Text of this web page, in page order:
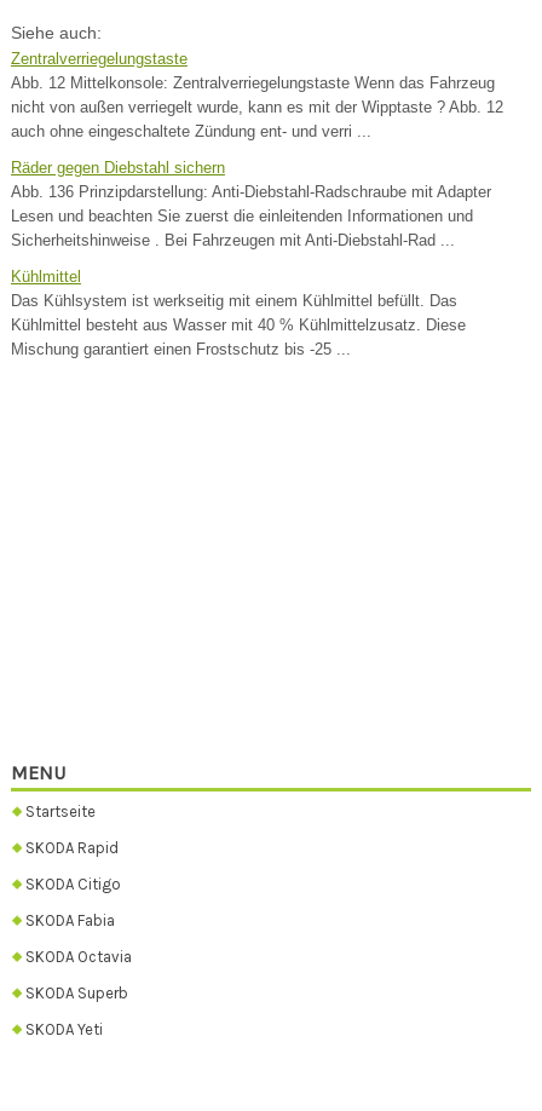
Siehe auch:
Zentralverriegelungstaste
Abb. 12 Mittelkonsole: Zentralverriegelungstaste Wenn das Fahrzeug
nicht von außen verriegelt wurde, kann es mit der Wipptaste ? Abb. 12
auch ohne eingeschaltete Zündung ent- und verri ...
Räder gegen Diebstahl sichern
Abb. 136 Prinzipdarstellung: Anti-Diebstahl-Radschraube mit Adapter
Lesen und beachten Sie zuerst die einleitenden Informationen und
Sicherheitshinweise . Bei Fahrzeugen mit Anti-Diebstahl-Rad ...
Kühlmittel
Das Kühlsystem ist werkseitig mit einem Kühlmittel befüllt. Das
Kühlmittel besteht aus Wasser mit 40 % Kühlmittelzusatz. Diese
Mischung garantiert einen Frostschutz bis -25 ...
MENU
Startseite
SKODA Rapid
SKODA Citigo
SKODA Fabia
SKODA Octavia
SKODA Superb
SKODA Yeti